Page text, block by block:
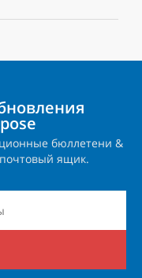
бюллетени &
ящик.